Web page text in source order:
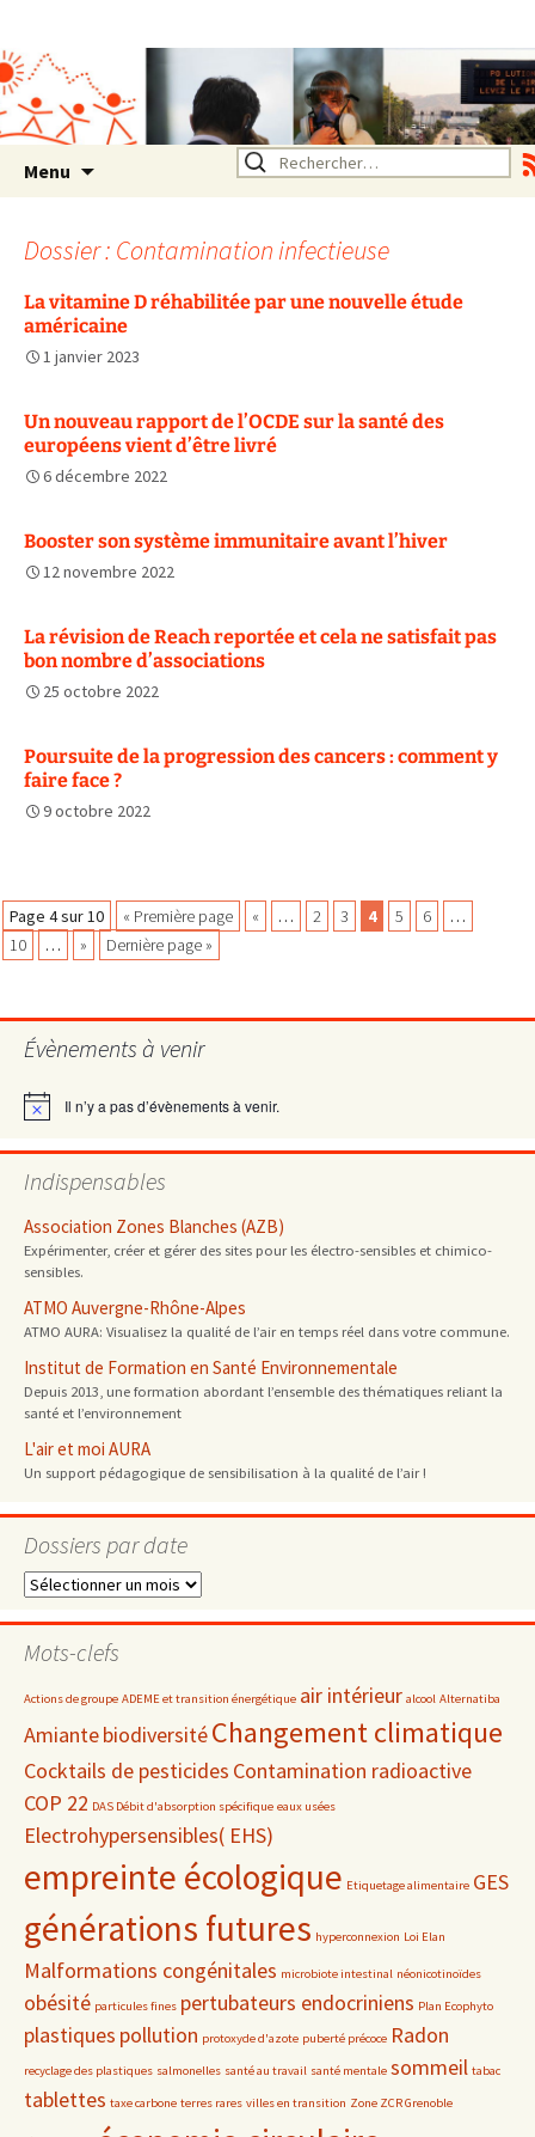
Rhône Alpes
Un environnement sain pour
la santé de tous
Menu Rechercher :
Dossier : Contamination infectieuse
La vitamine D réhabilitée par une nouvelle étude
américaine
1 janvier 2023
Un nouveau rapport de l’OCDE sur la santé des
européens vient d’être livré
6 décembre 2022
Booster son système immunitaire avant l’hiver
12 novembre 2022
La révision de Reach reportée et cela ne satisfait pas
bon nombre d’associations
25 octobre 2022
Poursuite de la progression des cancers : comment y
faire face ?
9 octobre 2022
Navigation
des
articles
Page 4 sur 10 « Première page « … 2 3 4 5 6
…
10
… » Dernière page »
Évènements à venir
Notice Il n’y a pas d’évènements à venir.
Indispensables
Association Zones Blanches (AZB)
Expérimenter, créer et gérer des sites pour les électro-sensibles et chimico-
sensibles.
ATMO Auvergne-Rhône-Alpes
ATMO AURA: Visualisez la qualité de l’air en temps réel dans votre commune.
Institut de Formation en Santé Environnementale
Depuis 2013, une formation abordant l’ensemble des thématiques reliant la
santé et l’environnement
L'air et moi AURA
Un support pédagogique de sensibilisation à la qualité de l’air !
Dossiers par date
Dossiers
date
Mots-clefs
Actions de groupe ADEME et transition énergétique air intérieur alcool Alternatiba
AmiantebiodiversitéChangement climatique
Cocktails de pesticides Contamination radioactive
COP 22 DAS Débit d'absorption spécifique eaux usées
Electrohypersensibles( EHS)
empreinte écologique Etiquetage alimentaire GES
générations futures hyperconnexion Loi Elan
Malformations congénitales microbiote intestinal néonicotinoïdes
obésité particules fines pertubateurs endocriniens Plan Ecophyto
plastiques pollution protoxyde d'azote puberté précoce Radon
recyclage des plastiques salmonelles santé au travail santé mentale sommeil tabac
tablettes taxe carbone terres rares villes en transition Zone ZCR Grenoble